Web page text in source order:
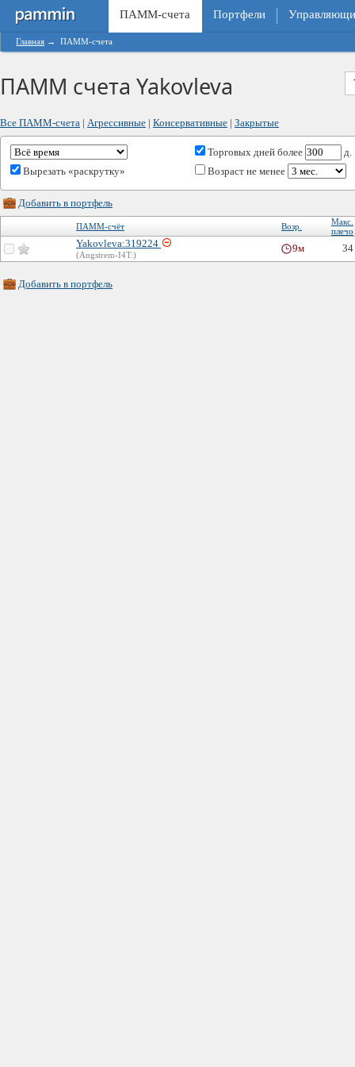
ПАММ-счета Портфели
Главная → ПАММ-счета
ПАММ счета Yakovleva
Все ПАММ-счета | Агрессивные | Консервативные | Закрытые
Торговых дней более
д.
Вырезать «раскрутку»
Возраст не менее
Добавить в портфель
ПАММ-счёт Возр.
Макс.
плечо
Yakovleva:319224
(Angstrem-I4T:)
9м 34
Добавить в портфель